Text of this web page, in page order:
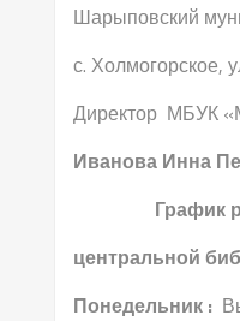
Шарыповский
с. Холмогорское,
Директор МБУК
Иванова Инна
График
центральной
Понедельник :